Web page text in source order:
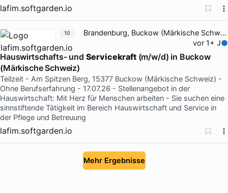
lafim.softgarden.io
Brandenburg, Buckow (Märkische Schweiz)
vor 1+ J
Hauswirtschafts- und Servicekraft(m/w/d) in Buckow
(Märkische Schweiz)
Teilzeit - Am Spitzen Berg, 15377 Buckow (Märkische Schweiz) -
Ohne Berufserfahrung - 17.07.26 - Stellenangebot in der
Hauswirtschaft: Mit Herz für Menschen arbeiten - Sie suchen eine
sinnstiftende Tätigkeit im Bereich Hauswirtschaft und Service in
der Pflege und Betreuung
lafim.softgarden.io
10
Mehr Ergebnisse